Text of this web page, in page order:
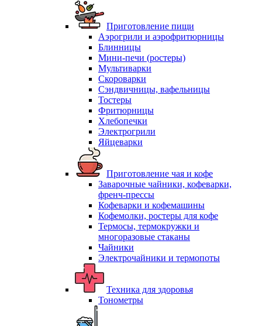
Приготовление пищи
Аэрогрили и аэрофритюрницы
Блинницы
Мини-печи (ростеры)
Мультиварки
Скороварки
Сэндвичницы, вафельницы
Тостеры
Фритюрницы
Хлебопечки
Электрогрили
Яйцеварки
Приготовление чая и кофе
Заварочные чайники, кофеварки,
френч-прессы
Кофеварки и кофемашины
Кофемолки, ростеры для кофе
Термосы, термокружки и
многоразовые стаканы
Чайники
Электрочайники и термопоты
Техника для здоровья
Тонометры